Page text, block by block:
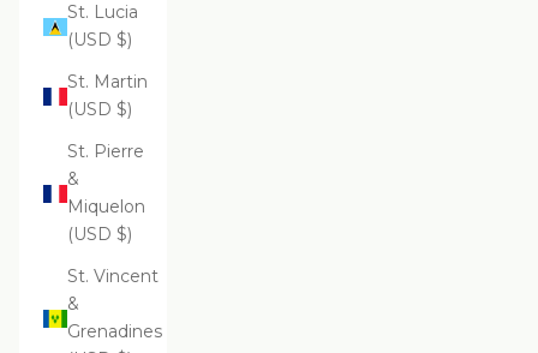
St. Lucia
(USD $)
St. Martin
(USD $)
St. Pierre
&
Miquelon
(USD $)
St. Vincent
&
Grenadines